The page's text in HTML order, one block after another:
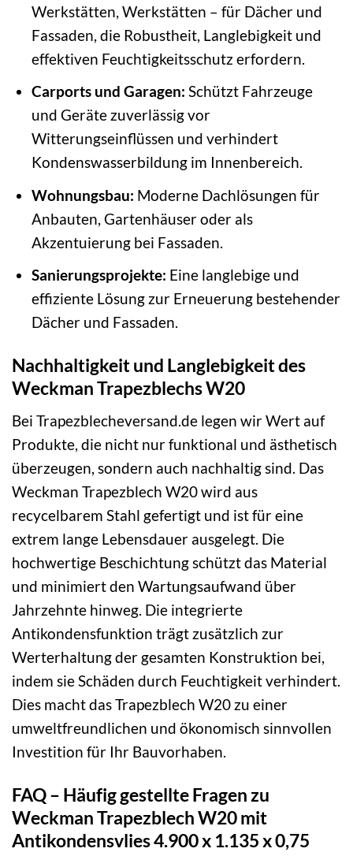
Werkstätten, Werkstätten – für Dächer und
Fassaden, die Robustheit, Langlebigkeit und
effektiven Feuchtigkeitsschutz erfordern.
Carports und Garagen: Schützt Fahrzeuge
und Geräte zuverlässig vor
Witterungseinflüssen und verhindert
Kondenswasserbildung im Innenbereich.
Wohnungsbau: Moderne Dachlösungen für
Anbauten, Gartenhäuser oder als
Akzentuierung bei Fassaden.
Sanierungsprojekte: Eine langlebige und
effiziente Lösung zur Erneuerung bestehender
Dächer und Fassaden.
Nachhaltigkeit und Langlebigkeit des
Weckman Trapezblechs W20
Bei Trapezblecheversand.de legen wir Wert auf
Produkte, die nicht nur funktional und ästhetisch
überzeugen, sondern auch nachhaltig sind. Das
Weckman Trapezblech W20 wird aus
recycelbarem Stahl gefertigt und ist für eine
extrem lange Lebensdauer ausgelegt. Die
hochwertige Beschichtung schützt das Material
und minimiert den Wartungsaufwand über
Jahrzehnte hinweg. Die integrierte
Antikondensfunktion trägt zusätzlich zur
Werterhaltung der gesamten Konstruktion bei,
indem sie Schäden durch Feuchtigkeit verhindert.
Dies macht das Trapezblech W20 zu einer
umweltfreundlichen und ökonomisch sinnvollen
Investition für Ihr Bauvorhaben.
FAQ – Häufig gestellte Fragen zu
Weckman Trapezblech W20 mit
Antikondensvlies 4.900 x 1.135 x 0,75